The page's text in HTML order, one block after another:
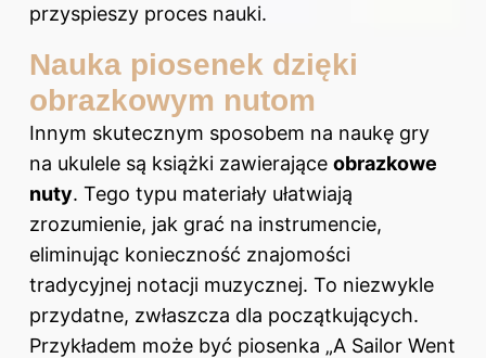
przyspieszy proces nauki.
Nauka piosenek dzięki
obrazkowym nutom
Innym skutecznym sposobem na naukę gry
na ukulele są książki zawierające obrazkowe
nuty. Tego typu materiały ułatwiają
zrozumienie, jak grać na instrumencie,
eliminując konieczność znajomości
tradycyjnej notacji muzycznej. To niezwykle
przydatne, zwłaszcza dla początkujących.
Przykładem może być piosenka „A Sailor Went